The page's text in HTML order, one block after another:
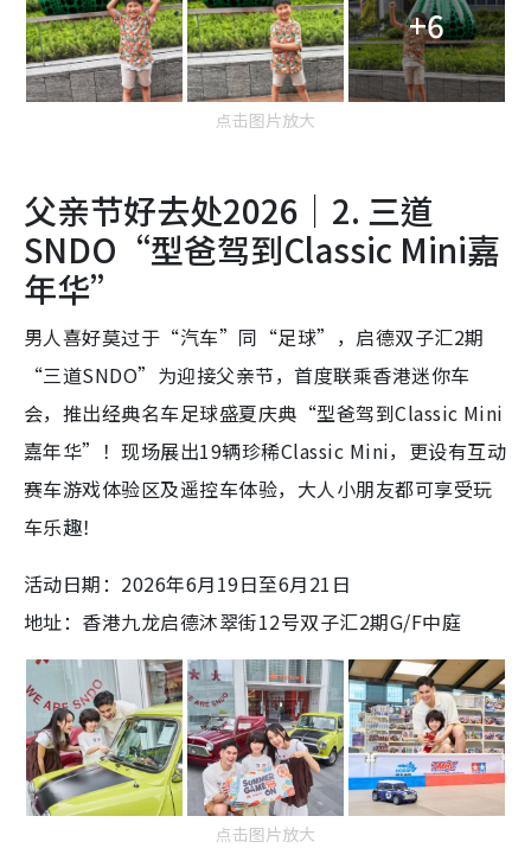
+6
点击图片放大
父亲节好去处2026｜2. 三道
SNDO“型爸驾到Classic Mini嘉
年华”
男人喜好莫过于“汽车”同“足球”，启德双子汇2期
“三道SNDO”为迎接父亲节，首度联乘香港迷你车
会，推出经典名车足球盛夏庆典“型爸驾到Classic Mini
嘉年华”！现场展出19辆珍稀Classic Mini，更设有互动
赛车游戏体验区及遥控车体验，大人小朋友都可享受玩
车乐趣！
活动日期：2026年6月19日至6月21日
地址：香港九龙启德沐翠街12号双子汇2期G/F中庭
点击图片放大